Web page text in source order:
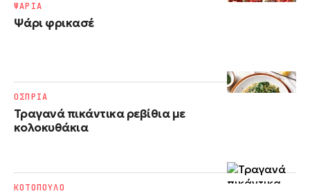
Ψάρι φρικασέ
ΨΑΡΙΑ
Τραγανά πικάντικα ρεβίθια με
κολοκυθάκια
ΟΣΠΡΙΑ
ΚΟΤΟΠΟΥΛΟ